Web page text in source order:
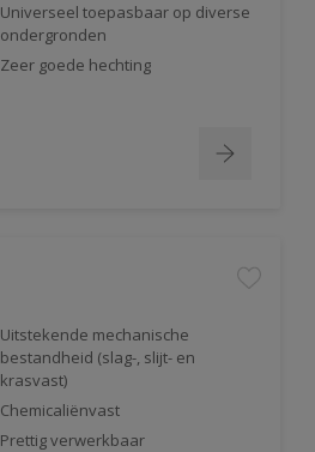
Universeel toepasbaar op diverse
ondergronden
Zeer goede hechting
Uitstekende mechanische
bestandheid (slag-, slijt- en
krasvast)
Chemicaliënvast
Prettig verwerkbaar